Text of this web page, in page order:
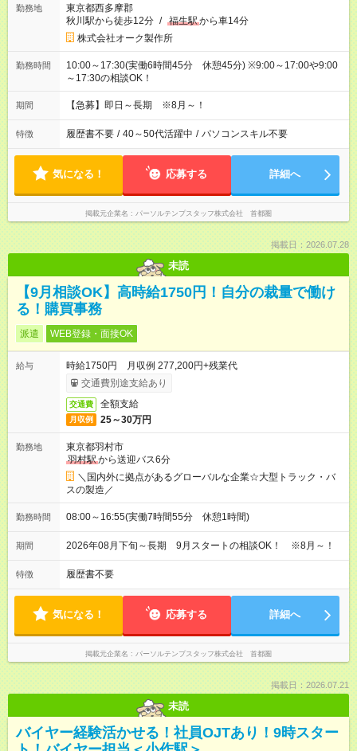
勤務地
東京都西多摩郡
秋川駅から徒歩12分 / 福生駅から車14分
株式会社オーク製作所
勤務時間
10:00～17:30(実働6時間45分 休憩45分) ※9:00～17:00や9:00
～17:30の相談OK！
期間 【急募】即日～長期 ※8月～！
特徴 履歴書不要 / 40～50代活躍中 / パソコンスキル不要
気になる！ 応募する 詳細へ
掲載元企業名 パーソルテンプスタッフ株式会社 首都圏
掲載日：2026.07.28
未読
【9月相談OK】高時給1750円！自分の裁量で働け
る！購買事務
派遣 WEB登録・面接OK
給与
時給1750円 月収例 277,200円+残業代
交通費別途支給あり
交通費 全額支給
月収例 25～30万円
勤務地
東京都羽村市
羽村駅から送迎バス6分
＼国内外に拠点があるグローバルな企業☆大型トラック・バ
スの製造／
勤務時間 08:00～16:55(実働7時間55分 休憩1時間)
期間 2026年08月下旬～長期 9月スタートの相談OK！ ※8月～！
特徴 履歴書不要
気になる！ 応募する 詳細へ
掲載元企業名 パーソルテンプスタッフ株式会社 首都圏
掲載日：2026.07.21
未読
バイヤー経験活かせる！社員OJTあり！9時スター